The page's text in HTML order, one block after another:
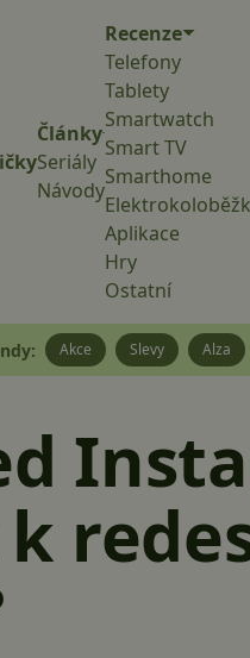
Články
Seriály
Návody
Recenze
Telefony
Tablety
Smartwatch
Smart TV
Smarthome
Aplikace
Hry
Ostatní
Akce Slevy Alza